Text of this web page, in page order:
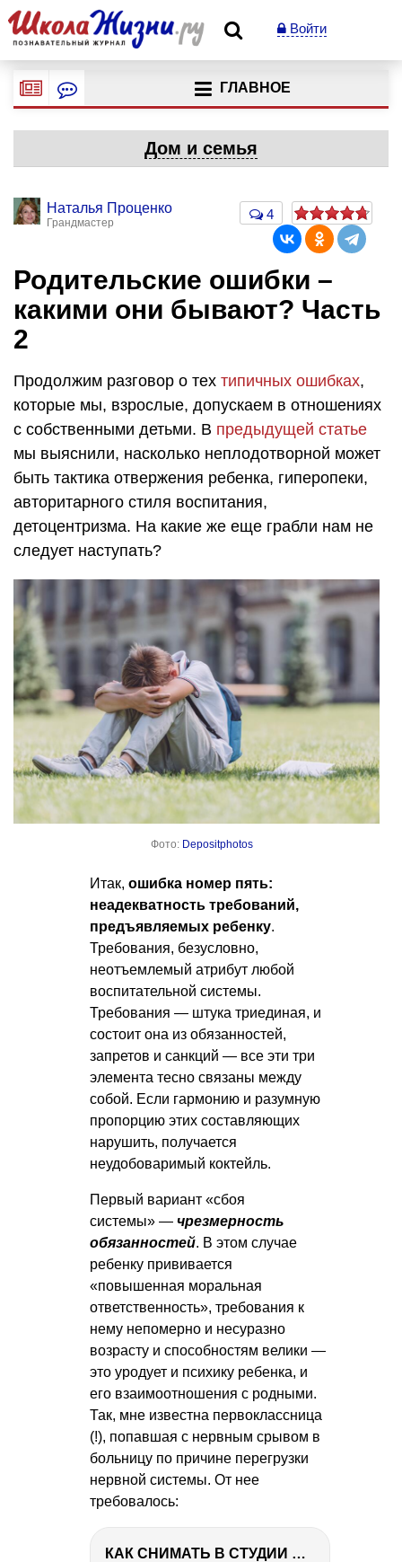
Войти
ГЛАВНОЕ
Дом и семья
Наталья Проценко
Грандмастер
4
Родительские ошибки –
какими они бывают? Часть
2
Продолжим разговор о тех типичных ошибках,
которые мы, взрослые, допускаем в отношениях
с собственными детьми. В предыдущей статье
мы выяснили, насколько неплодотворной может
быть тактика отвержения ребенка, гиперопеки,
авторитарного стиля воспитания,
детоцентризма. На какие же еще грабли нам не
следует наступать?
Фото: Depositphotos
Итак, ошибка номер пять:
неадекватность требований,
предъявляемых ребенку.
Требования, безусловно,
неотъемлемый атрибут любой
воспитательной системы.
Требования — штука триединая, и
состоит она из обязанностей,
запретов и санкций — все эти три
элемента тесно связаны между
собой. Если гармонию и разумную
пропорцию этих составляющих
нарушить, получается
неудобоваримый коктейль.
Первый вариант «сбоя
системы» — чрезмерность
обязанностей. В этом случае
ребенку прививается
«повышенная моральная
ответственность», требования к
нему непомерно и несуразно
возрасту и способностям велики —
это уродует и психику ребенка, и
его взаимоотношения с родными.
Так, мне известна первоклассница
(!), попавшая с нервным срывом в
больницу по причине перегрузки
нервной системы. От нее
требовалось:
КАК СНИМАТЬ В СТУДИИ СО ВСПЫШКАМИ